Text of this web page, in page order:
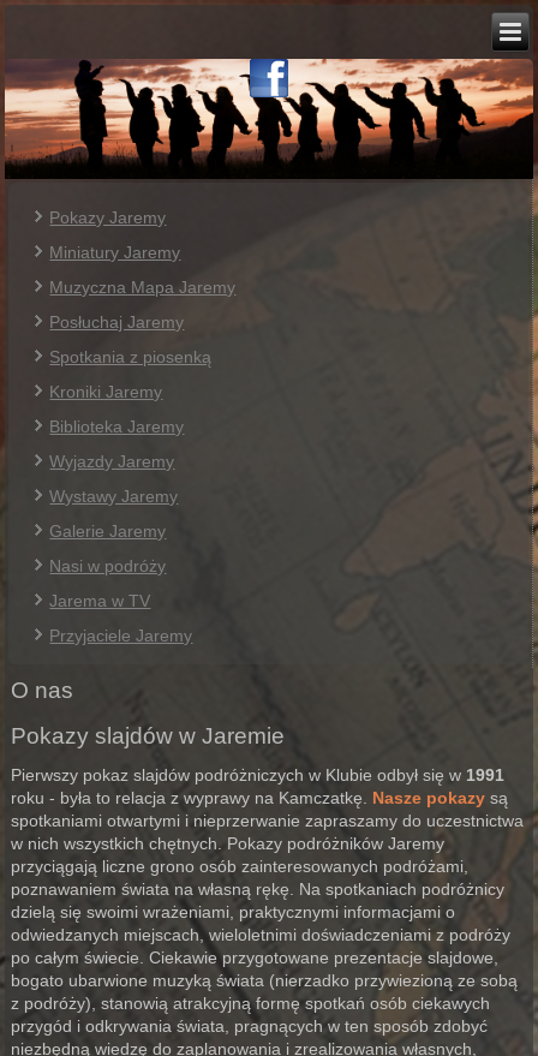
Pokazy Jaremy
Miniatury Jaremy
Muzyczna Mapa Jaremy
Posłuchaj Jaremy
Spotkania z piosenką
Kroniki Jaremy
Biblioteka Jaremy
Wyjazdy Jaremy
Wystawy Jaremy
Galerie Jaremy
Nasi w podróży
Jarema w TV
Przyjaciele Jaremy
O nas
Pokazy slajdów w Jaremie
Pierwszy pokaz slajdów podróżniczych w Klubie odbył się w 1991
roku - była to relacja z wyprawy na Kamczatkę. Nasze pokazy są
spotkaniami otwartymi i nieprzerwanie zapraszamy do uczestnictwa
w nich wszystkich chętnych. Pokazy podróżników Jaremy
przyciągają liczne grono osób zainteresowanych podróżami,
poznawaniem świata na własną rękę. Na spotkaniach podróżnicy
dzielą się swoimi wrażeniami, praktycznymi informacjami o
odwiedzanych miejscach, wieloletnimi doświadczeniami z podróży
po całym świecie. Ciekawie przygotowane prezentacje slajdowe,
bogato ubarwione muzyką świata (nierzadko przywiezioną ze sobą
z podróży), stanowią atrakcyjną formę spotkań osób ciekawych
przygód i odkrywania świata, pragnących w ten sposób zdobyć
niezbędną wiedzę do zaplanowania i zrealizowania własnych,